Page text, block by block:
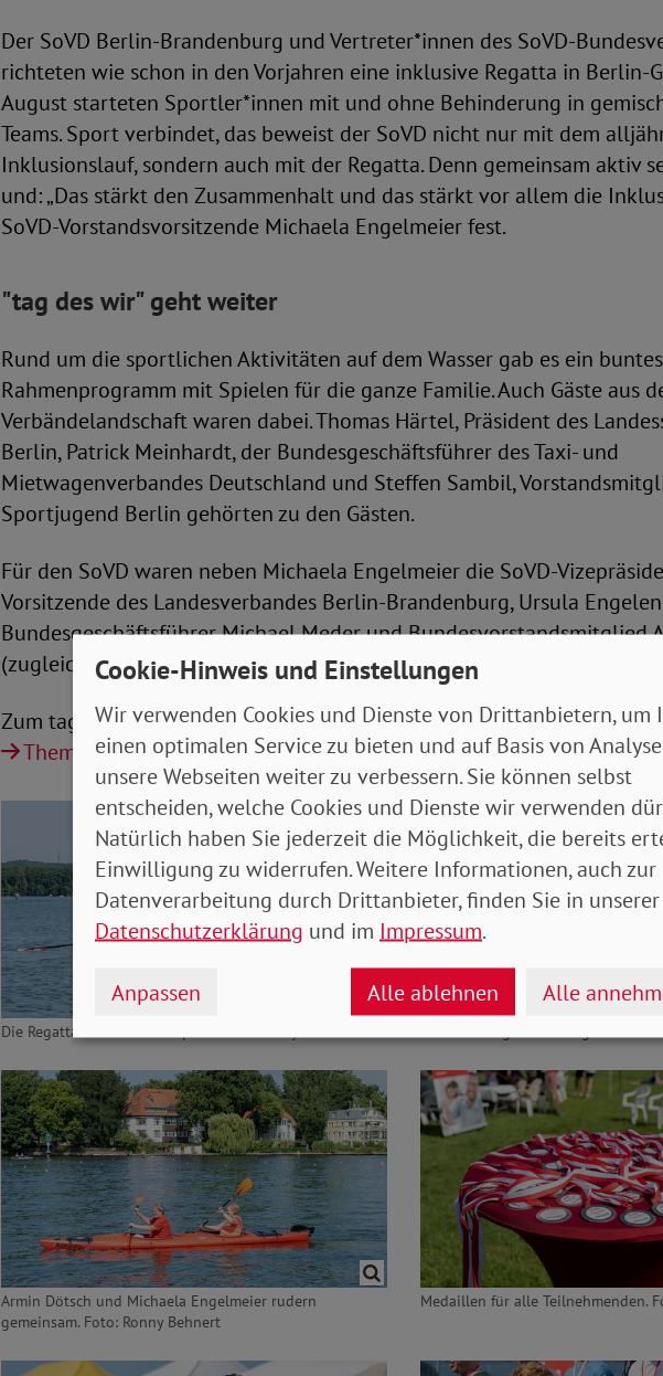
Der SoVD Berlin-Brandenburg und Vertreter*innen des SoVD-
richteten wie schon in den Vorjahren eine inklusive Regatta in Berlin-
August starteten Sportler*innen mit und ohne Behinderung in
Teams. Sport verbindet, das beweist der SoVD nicht nur mit dem
Inklusionslauf, sondern auch mit der Regatta. Denn gemeinsam aktiv
und: „Das stärkt den Zusammenhalt und das stärkt vor allem die
SoVD-Vorstandsvorsitzende Michaela Engelmeier fest.
"tag des wir" geht weiter
Rund um die sportlichen Aktivitäten auf dem Wasser gab es ein buntes
Rahmenprogramm mit Spielen für die ganze Familie. Auch Gäste aus
Verbändelandschaft waren dabei. Thomas Härtel, Präsident des
Berlin, Patrick Meinhardt, der Bundesgeschäftsführer des Taxi- und
Mietwagenverbandes Deutschland und Steffen Sambil,
Sportjugend Berlin gehörten zu den Gästen.
Für den SoVD waren neben Michaela Engelmeier die SoVD-
Vorsitzende des Landesverbandes Berlin-Brandenburg, Ursula
Bundesgeschäftsführer Michael Meder und Bundesvorstandsmitglied
(zugleich Landesschatzmeister in Berlin-Brandenburg) an der Strecke.
Zum tag des wir stehen noch weitere Aktionen an. Was wo geplant
Themenseite zum Aktionstag.
Die Regattaboote auf der Spree. Foto: Ronny Behnert.
Armin Dötsch und Michaela Engelmeier rudern
gemeinsam. Foto: Ronny Behnert
Medaillen für alle Teilnehmenden.
Cookie-Hinweis und Einstellungen
Wir verwenden Cookies und Dienste von Drittanbietern, um
einen optimalen Service zu bieten und auf Basis von
unsere Webseiten weiter zu verbessern. Sie können selbst
entscheiden, welche Cookies und Dienste wir verwenden
Natürlich haben Sie jederzeit die Möglichkeit, die bereits
Einwilligung zu widerrufen. Weitere Informationen, auch zur
Datenverarbeitung durch Drittanbieter, finden Sie in unserer
Datenschutzerklärung und im Impressum.
Anpassen Alle ablehnen Alle